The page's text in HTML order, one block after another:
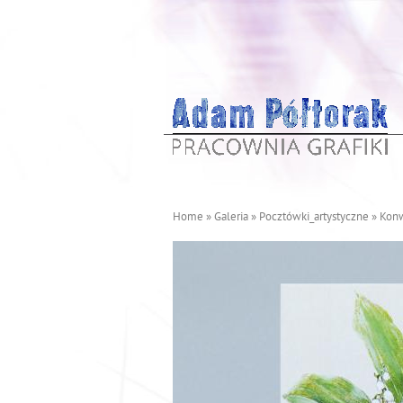
J
Home »Galeria» Pocztówki_artystyczne »